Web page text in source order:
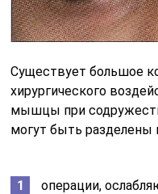
Существует большое
хирургического
мышцы при
могут быть разделены
операции,